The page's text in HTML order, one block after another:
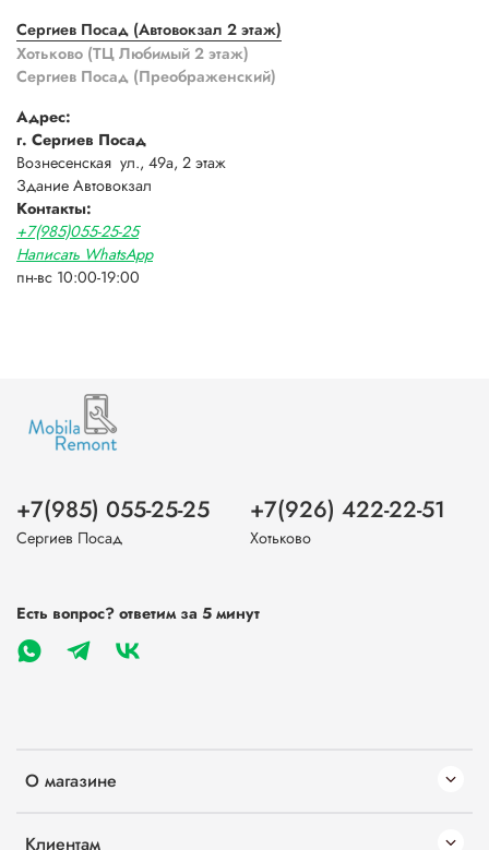
Сергиев Посад (Автовокзал 2 этаж)
Хотьково (ТЦ Любимый 2 этаж)
Сергиев Посад (Преображенский)
Адрес:
г. Сергиев Посад
Вознесенская ул., 49а, 2 этаж
Здание Автовокзал
Контакты:
+7(985)055-25-25
Написать WhatsApp
пн-вс 10:00-19:00
О магазине
Клиентам
+7(985) 055-25-25
Сергиев Посад
+7(926) 422-22-51
Хотьково
Есть вопрос? ответим за 5 минут